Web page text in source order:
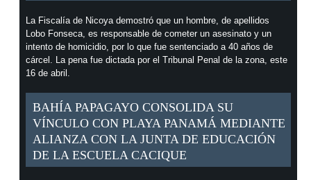
La Fiscalía de Nicoya demostró que un hombre, de apellidos
Lobo Fonseca, es responsable de cometer un asesinato y un
intento de homicidio, por lo que fue sentenciado a 40 años de
cárcel. La pena fue dictada por el Tribunal Penal de la zona, este
16 de abril.
BAHÍA PAPAGAYO CONSOLIDA SU
VÍNCULO CON PLAYA PANAMÁ MEDIANTE
ALIANZA CON LA JUNTA DE EDUCACIÓN
DE LA ESCUELA CACIQUE